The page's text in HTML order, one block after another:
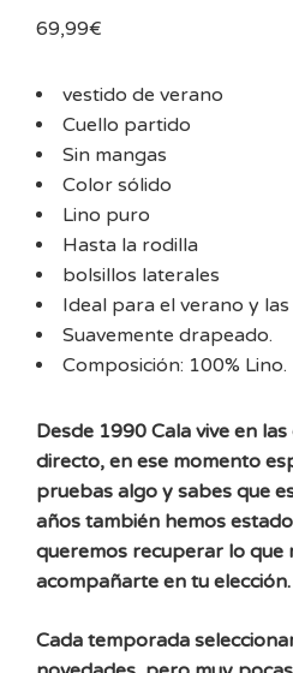
69,99€
vestido de verano
Cuello partido
Sin mangas
Color sólido
Lino puro
Hasta la rodilla
bolsillos laterales
Ideal para el verano y las
Suavemente drapeado.
Composición: 100% Lino.
Desde 1990 Cala vive en
directo, en ese momento
pruebas algo y sabes que
años también hemos
queremos recuperar lo que
acompañarte en tu elección.
Cada temporada